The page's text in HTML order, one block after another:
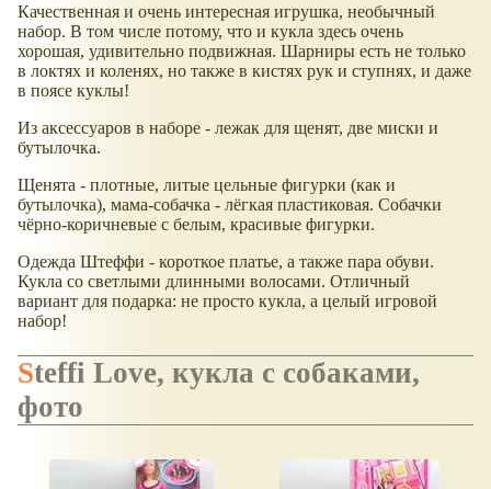
Качественная и очень интересная игрушка, необычный
набор. В том числе потому, что и кукла здесь очень
хорошая, удивительно подвижная. Шарниры есть не только
в локтях и коленях, но также в кистях рук и ступнях, и даже
в поясе куклы!
Из аксессуаров в наборе - лежак для щенят, две миски и
бутылочка.
Щенята - плотные, литые цельные фигурки (как и
бутылочка), мама-собачка - лёгкая пластиковая. Собачки
чёрно-коричневые с белым, красивые фигурки.
Одежда Штеффи - короткое платье, а также пара обуви.
Кукла со светлыми длинными волосами. Отличный
вариант для подарка: не просто кукла, а целый игровой
набор!
Steffi Love, кукла с собаками,
фото